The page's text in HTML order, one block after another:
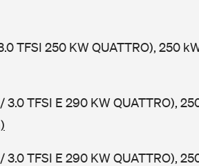
TFSI 250 KW QUATTRO), 250
3.0 TFSI E 290 KW QUATTRO),
3.0 TFSI E 290 KW QUATTRO),